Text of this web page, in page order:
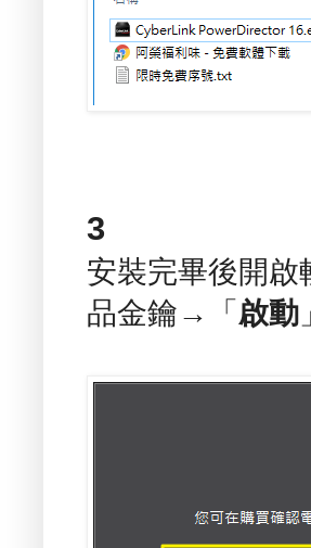
3
安裝完畢後開
品金鑰→「 啟動